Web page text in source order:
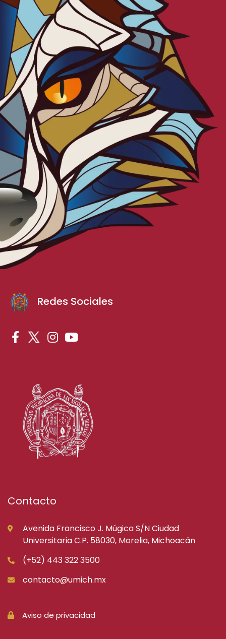
Redes Sociales
Contacto
Avenida Francisco J. Múgica S/N Ciudad
Universitaria C.P. 58030, Morelia, Michoacán
(+52) 443 322 3500
contacto@umich.mx
Aviso de privacidad